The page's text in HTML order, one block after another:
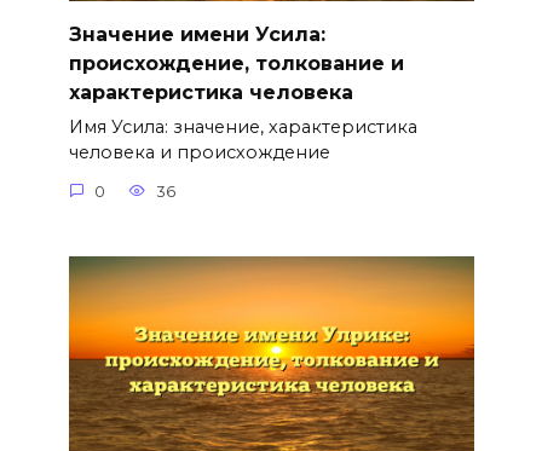
Значение имени Усила:
происхождение, толкование и
характеристика человека
Имя Усила: значение, характеристика
человека и происхождение
0 36